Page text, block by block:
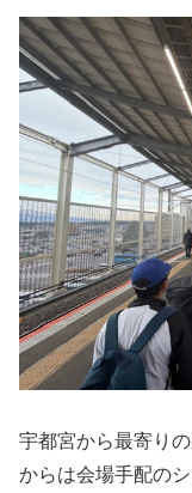
宇都宮から最寄り
からは会場手配の